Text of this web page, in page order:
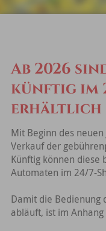
Ab 2026
künftig im
erhältlich
Mit Beginn des
Verkauf der
Künftig können diese
Automaten im 24/7-
Damit die Bedienung
abläuft, ist im